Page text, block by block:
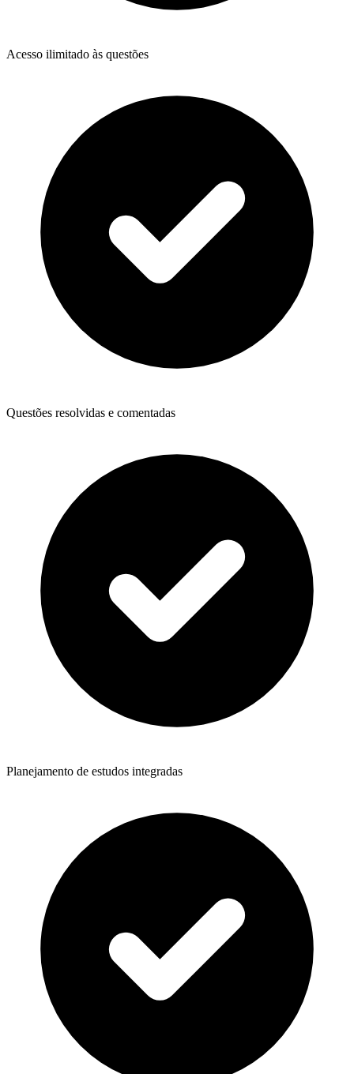
Acesso ilimitado às questões
Questões resolvidas e comentadas
Planejamento de estudos integradas